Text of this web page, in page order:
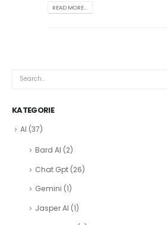
READ MORE...
KATEGORIE
AI (37)
Bard AI (2)
Chat Gpt (26)
Gemini (1)
Jasper AI (1)